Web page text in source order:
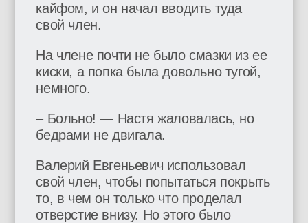
кайфом, и он начал вводить туда
свой член.
На члене почти не было смазки из ее
киски, а попка была довольно тугой,
немного.
– Больно! — Настя жаловалась, но
бедрами не двигала.
Валерий Евгеньевич использовал
свой член, чтобы попытаться покрыть
то, в чем он только что проделал
отверстие внизу. Но этого было